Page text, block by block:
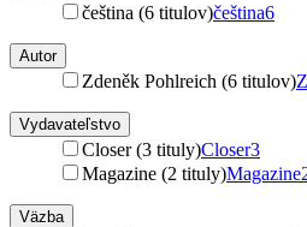
čeština (6 titulov)čeština6
Autor
Zdeněk Pohlreich (6 titulov)
Vydavateľstvo
Closer (3 tituly)Closer3
Magazine (2 tituly)Magazine
Väzba